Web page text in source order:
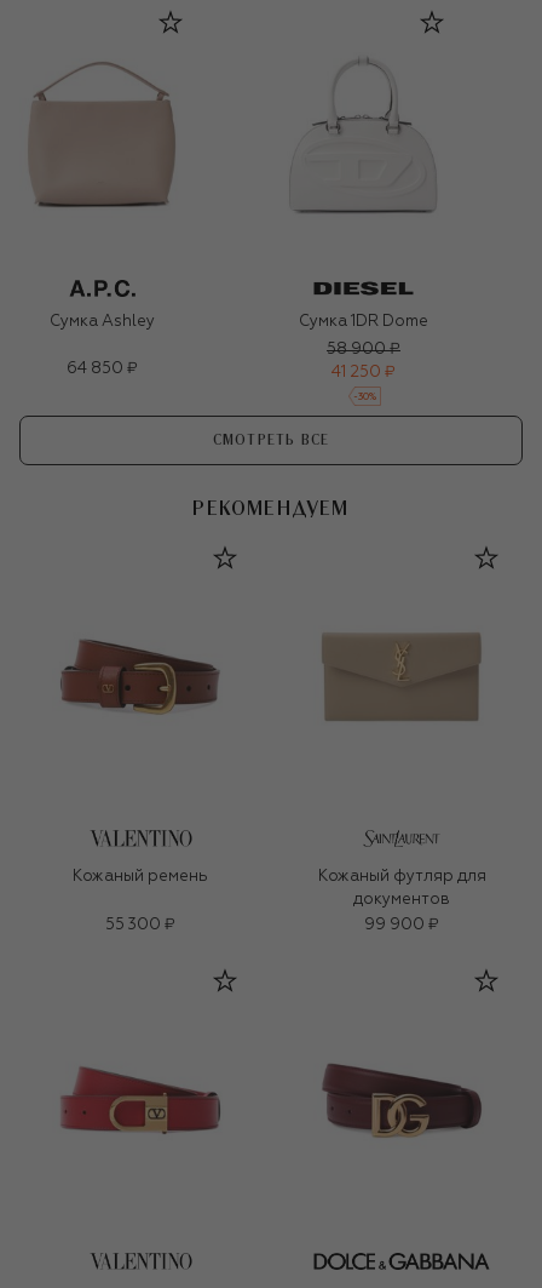
Сумка Ashley
64 850 ₽
Сумка 1DR Dome
58 900 ₽
41 250 ₽
-30%
СМОТРЕТЬ ВСЕ
РЕКОМЕНДУЕМ
Кожаный ремень
55 300 ₽
Кожаный футляр для
документов
99 900 ₽